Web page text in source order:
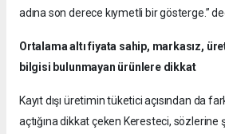
adına son derece kıymetli bir gösterge.”
Ortalama altı fiyata sahip, markasız,
bilgisi bulunmayan ürünlere dikkat
Kayıt dışı üretimin tüketici açısından da
açtığına dikkat çeken Keresteci, sözlerine